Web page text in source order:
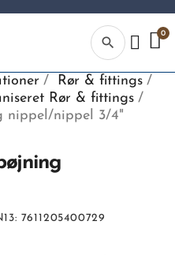
search
Rør & fittings
Rør & fittings
nippel/nippel 3/4"
7611205400729